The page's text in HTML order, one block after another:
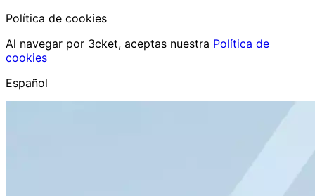
Política de cookies
Al navegar por 3cket, aceptas nuestra Política de
cookies
Español